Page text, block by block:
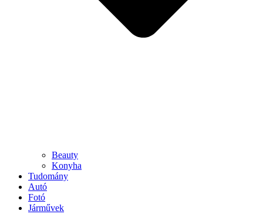
Beauty
Konyha
Tudomány
Autó
Fotó
Járművek